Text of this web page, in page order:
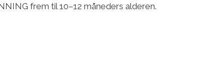
frem til 10–12 måneders alderen.